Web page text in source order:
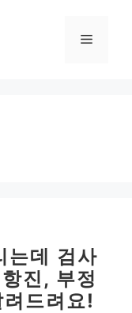
메
는데 검사
진, 부정
드려요!